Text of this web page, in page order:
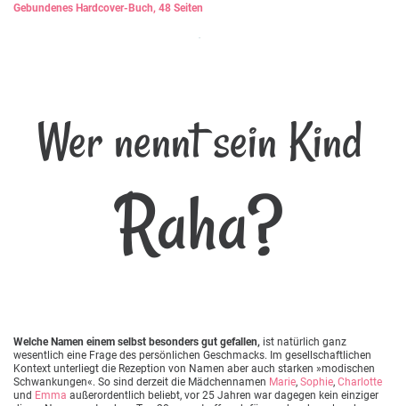
Gebundenes Hardcover-Buch, 48 Seiten
Wer nennt sein Kind
Raha?
Welche Namen einem selbst besonders gut gefallen, ist natürlich ganz
wesentlich eine Frage des persönlichen Geschmacks. Im gesellschaftlichen
Kontext unterliegt die Rezeption von Namen aber auch starken »modischen
Schwankungen«. So sind derzeit die Mädchennamen Marie, Sophie, Charlotte
und Emma außerordentlich beliebt, vor 25 Jahren war dagegen kein einziger